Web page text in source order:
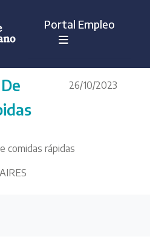
Portal Empleo
26/10/2023
comidas rápidas